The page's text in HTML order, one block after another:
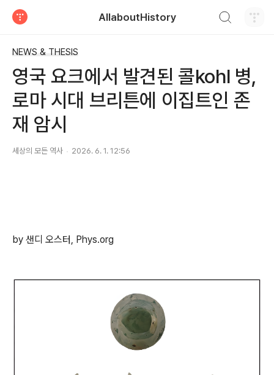
AllaboutHistory
NEWS & THESIS
영국 요크에서 발견된 콜kohl 병,
로마 시대 브리튼에 이집트인 존
재 암시
세상의 모든 역사 2026. 6. 1. 12:56
by 샌디 오스터, Phys.org